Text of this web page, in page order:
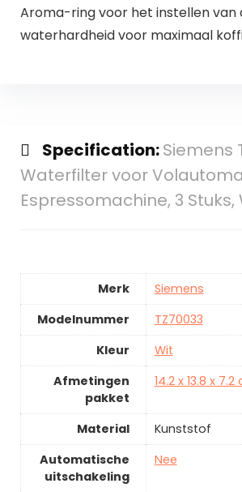
Aroma-ring voor het instellen van
waterhardheid voor maximaal
Specification:Siemens
Waterfilter voor
Espressomachine, 3 Stuks,
Merk
Siemens
Modelnummer
TZ70033
Kleur
Wit
Afmetingen
pakket
14.2 x 13.8 x
Material
Kunststof
Automatische
uitschakeling
Nee